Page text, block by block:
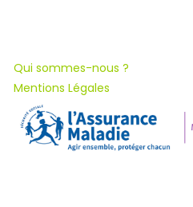
Qui sommes-nous ?
Mentions Légales